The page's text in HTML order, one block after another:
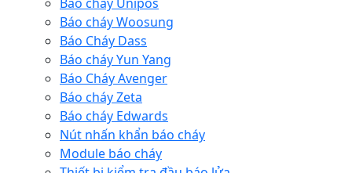
Báo cháy Unipos
Báo cháy Woosung
Báo Cháy Dass
Báo cháy Yun Yang
Báo Cháy Avenger
Báo cháy Zeta
Báo cháy Edwards
Nút nhấn khẩn báo cháy
Module báo cháy